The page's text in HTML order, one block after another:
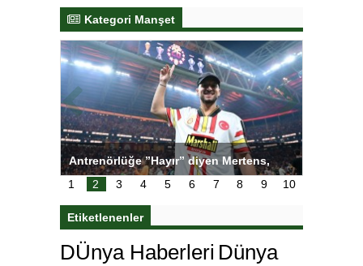
Kategori Manşet
Antrenörlüğe ”Hayır” diyen Mertens,
Galatasaray’dan bakın ne istedi
1
2 3 4 5 6 7 8 9 10
Etiketlenenler
DÜnya Haberleri Dünya